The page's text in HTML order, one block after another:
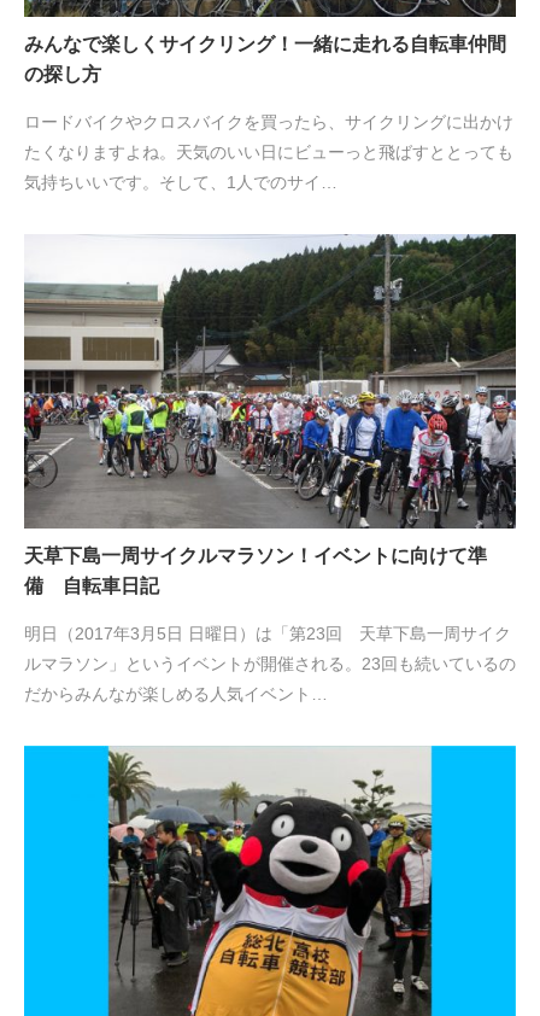
みんなで楽しくサイクリング！一緒に走れる自転車仲間
の探し方
ロードバイクやクロスバイクを買ったら、サイクリングに出かけ
たくなりますよね。天気のいい日にビューっと飛ばすととっても
気持ちいいです。そして、1人でのサイ…
天草下島一周サイクルマラソン！イベントに向けて準
備 自転車日記
明日（2017年3月5日 日曜日）は「第23回 天草下島一周サイク
ルマラソン」というイベントが開催される。23回も続いているの
だからみんなが楽しめる人気イベント…